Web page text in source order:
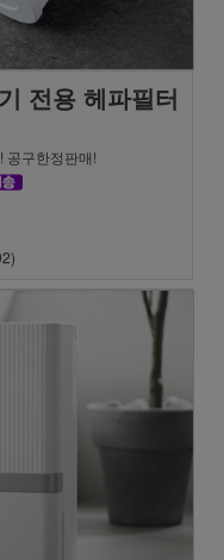
전용 헤파필터
구한정판매!